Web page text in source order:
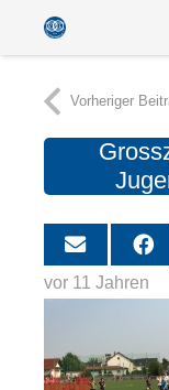
Vorheriger
vor 11 Jahren